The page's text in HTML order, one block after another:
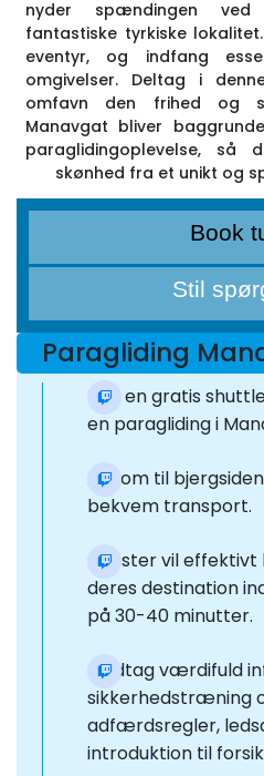
nyder spændingen
fantastiske tyrkiske
eventyr, og indfang
omgivelser. Deltag i
omfavn den frihed og
Manavgat bliver
paraglidingoplevelse, så
skønhed fra et unikt og
Book
Stil
Paragliding
Nyd en gratis
en paragliding i
Ankom til
bekvem transport.
Gæster vil effektivt
deres destination
på 30-40 minutter.
Modtag værdifuld
sikkerhedstræning
adfærdsregler,
introduktion til